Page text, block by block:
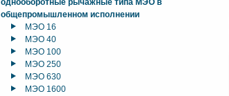
однооборотные рычажные типа МЭО в
общепромышленном исполнении
МЭО 16
МЭО 40
МЭО 100
МЭО 250
МЭО 630
МЭО 1600